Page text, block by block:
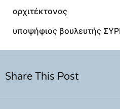
αρχιτέκτονας
υποψήφιος βουλευτής
Share This Post